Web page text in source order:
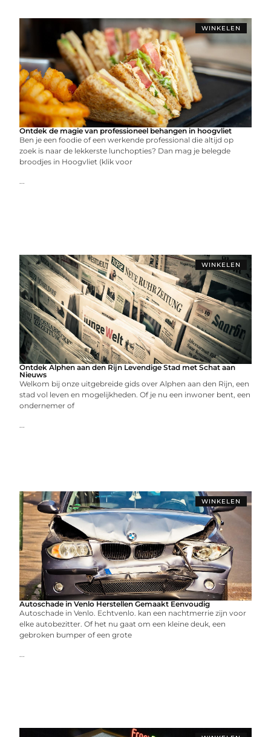
WINKELEN
Ontdek de magie van professioneel behangen in hoogvliet
Ben je een foodie of een werkende professional die altijd op
zoek is naar de lekkerste lunchopties? Dan mag je belegde
broodjes in Hoogvliet (klik voor
...
WINKELEN
Ontdek Alphen aan den Rijn Levendige Stad met Schat aan
Nieuws
Welkom bij onze uitgebreide gids over Alphen aan den Rijn, een
stad vol leven en mogelijkheden. Of je nu een inwoner bent, een
ondernemer of
...
WINKELEN
Autoschade in Venlo Herstellen Gemaakt Eenvoudig
Autoschade in Venlo. Echtvenlo. kan een nachtmerrie zijn voor
elke autobezitter. Of het nu gaat om een kleine deuk, een
gebroken bumper of een grote
...